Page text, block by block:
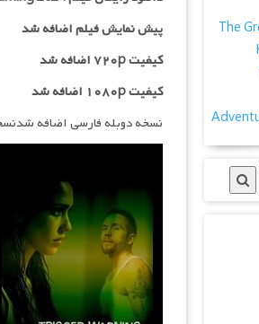
پیش نمایش فیلم اضافه شد
کیفیت ۷۲۰p اضافه شد
کیفیت ۱۰۸۰p اضافه شد
نسخه دوبله فارسی اضافه